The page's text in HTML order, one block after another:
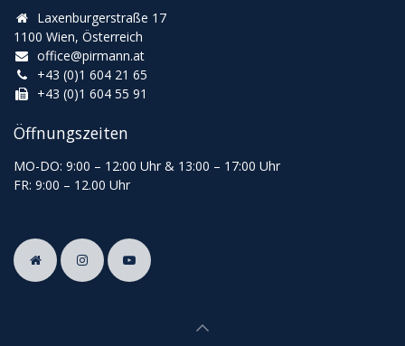
Laxenburgerstraße 17
1100 Wien, Österreich
office@pirmann.at
+43 (0)1 604 21 65
+43 (0)1 604 55 91
Öffnungszeiten
MO-DO: 9:00 – 12:00 Uhr & 13:00 – 17:00 Uhr
FR: 9:00 – 12.00 Uhr